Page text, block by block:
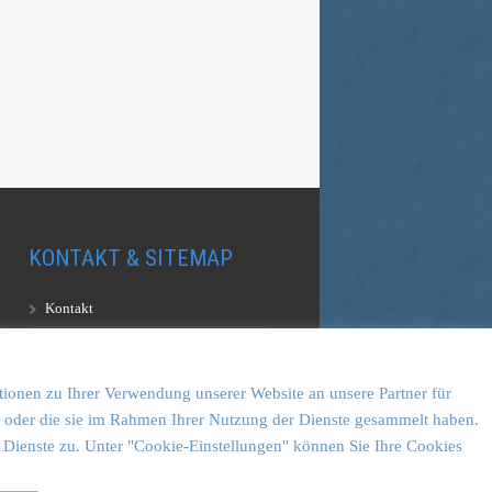
KONTAKT & SITEMAP
Kontakt
Vulkankultour-BUFF®
zu Ihrer Verwendung unserer Website an unsere Partner für
die sie im Rahmen Ihrer Nutzung der Dienste gesammelt haben.
zu. Unter "Cookie-Einstellungen" können Sie Ihre Cookies